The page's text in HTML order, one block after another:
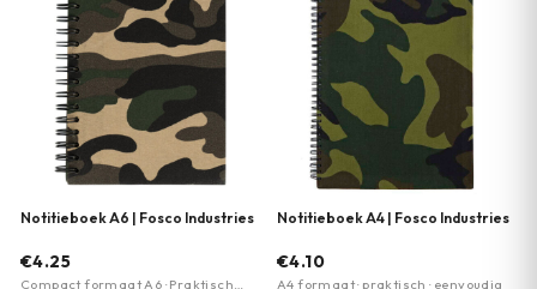
Notitieboek A6 | Fosco Industries
€4.25
Compact formaat A6 · Praktisch
Notitieboek A4 | Fosco Industries
€4.10
A4 formaat · praktisch · eenvoudig